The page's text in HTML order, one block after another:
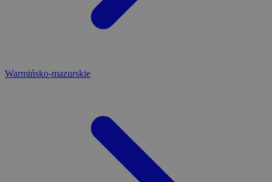
Warmińsko-mazurskie